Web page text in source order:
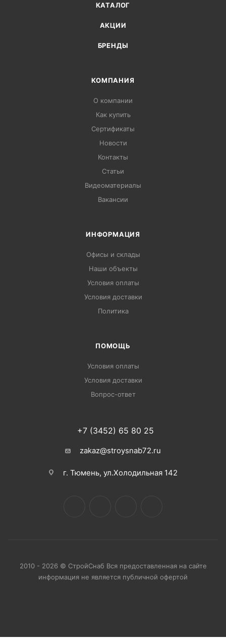
КАТАЛОГ
АКЦИИ
БРЕНДЫ
КОМПАНИЯ
О компании
Как купить
Сертификаты
Новости
Контакты
Статьи
Видеоматериалы
Вакансии
ИНФОРМАЦИЯ
Офисы и склады
Наши объекты
Условия оплаты
Условия доставки
Политика
ПОМОЩЬ
Условия оплаты
Условия доставки
Вопрос-ответ
+7 (3452) 65 80 25
zakaz@stroysnab72.ru
г. Тюмень, ул.Холодильная 142
2010 - 2026 © СтройСнаб Вся предоставленная на сайте
информация не является публичной офертой